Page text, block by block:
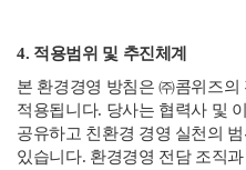
4. 적용범위 및 추진체계
본 환경경영 방침은 ㈜콤위즈의
적용됩니다. 당사는 협력사 및
공유하고 친환경 경영 실천의
있습니다. 환경경영 전담 조직